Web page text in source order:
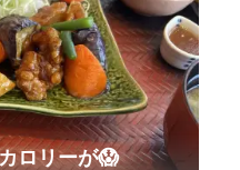
ロリーが😱